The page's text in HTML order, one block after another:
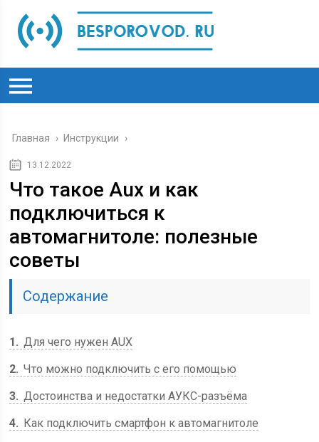
Главная › Инструкции ›
13.12.2022
Что такое Aux и как
подключиться к
автомагнитоле: полезные
советы
Содержание
1
Для чего нужен AUX
2 Что можно подключить с его помощью
3 Достоинства и недостатки АУКС-разъёма
4
Как подключить смартфон к автомагнитоле